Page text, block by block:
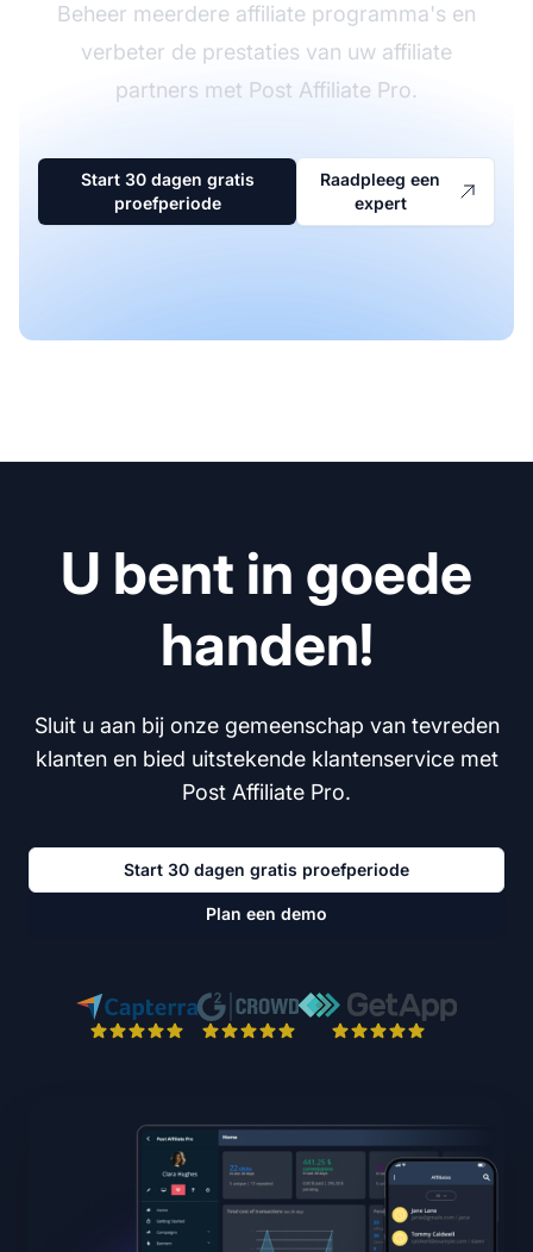
Beheer meerdere affiliate programma's en
verbeter de prestaties van uw affiliate
partners met Post Affiliate Pro.
Start 30 dagen gratis
proefperiode
Raadpleeg een
expert
U bent in goede
handen!
Sluit u aan bij onze gemeenschap van tevreden
klanten en bied uitstekende klantenservice met
Post Affiliate Pro.
Start 30 dagen gratis proefperiode
Plan een demo